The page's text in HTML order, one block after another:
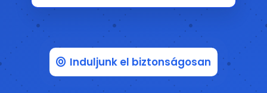
Induljunk el biztonságosan